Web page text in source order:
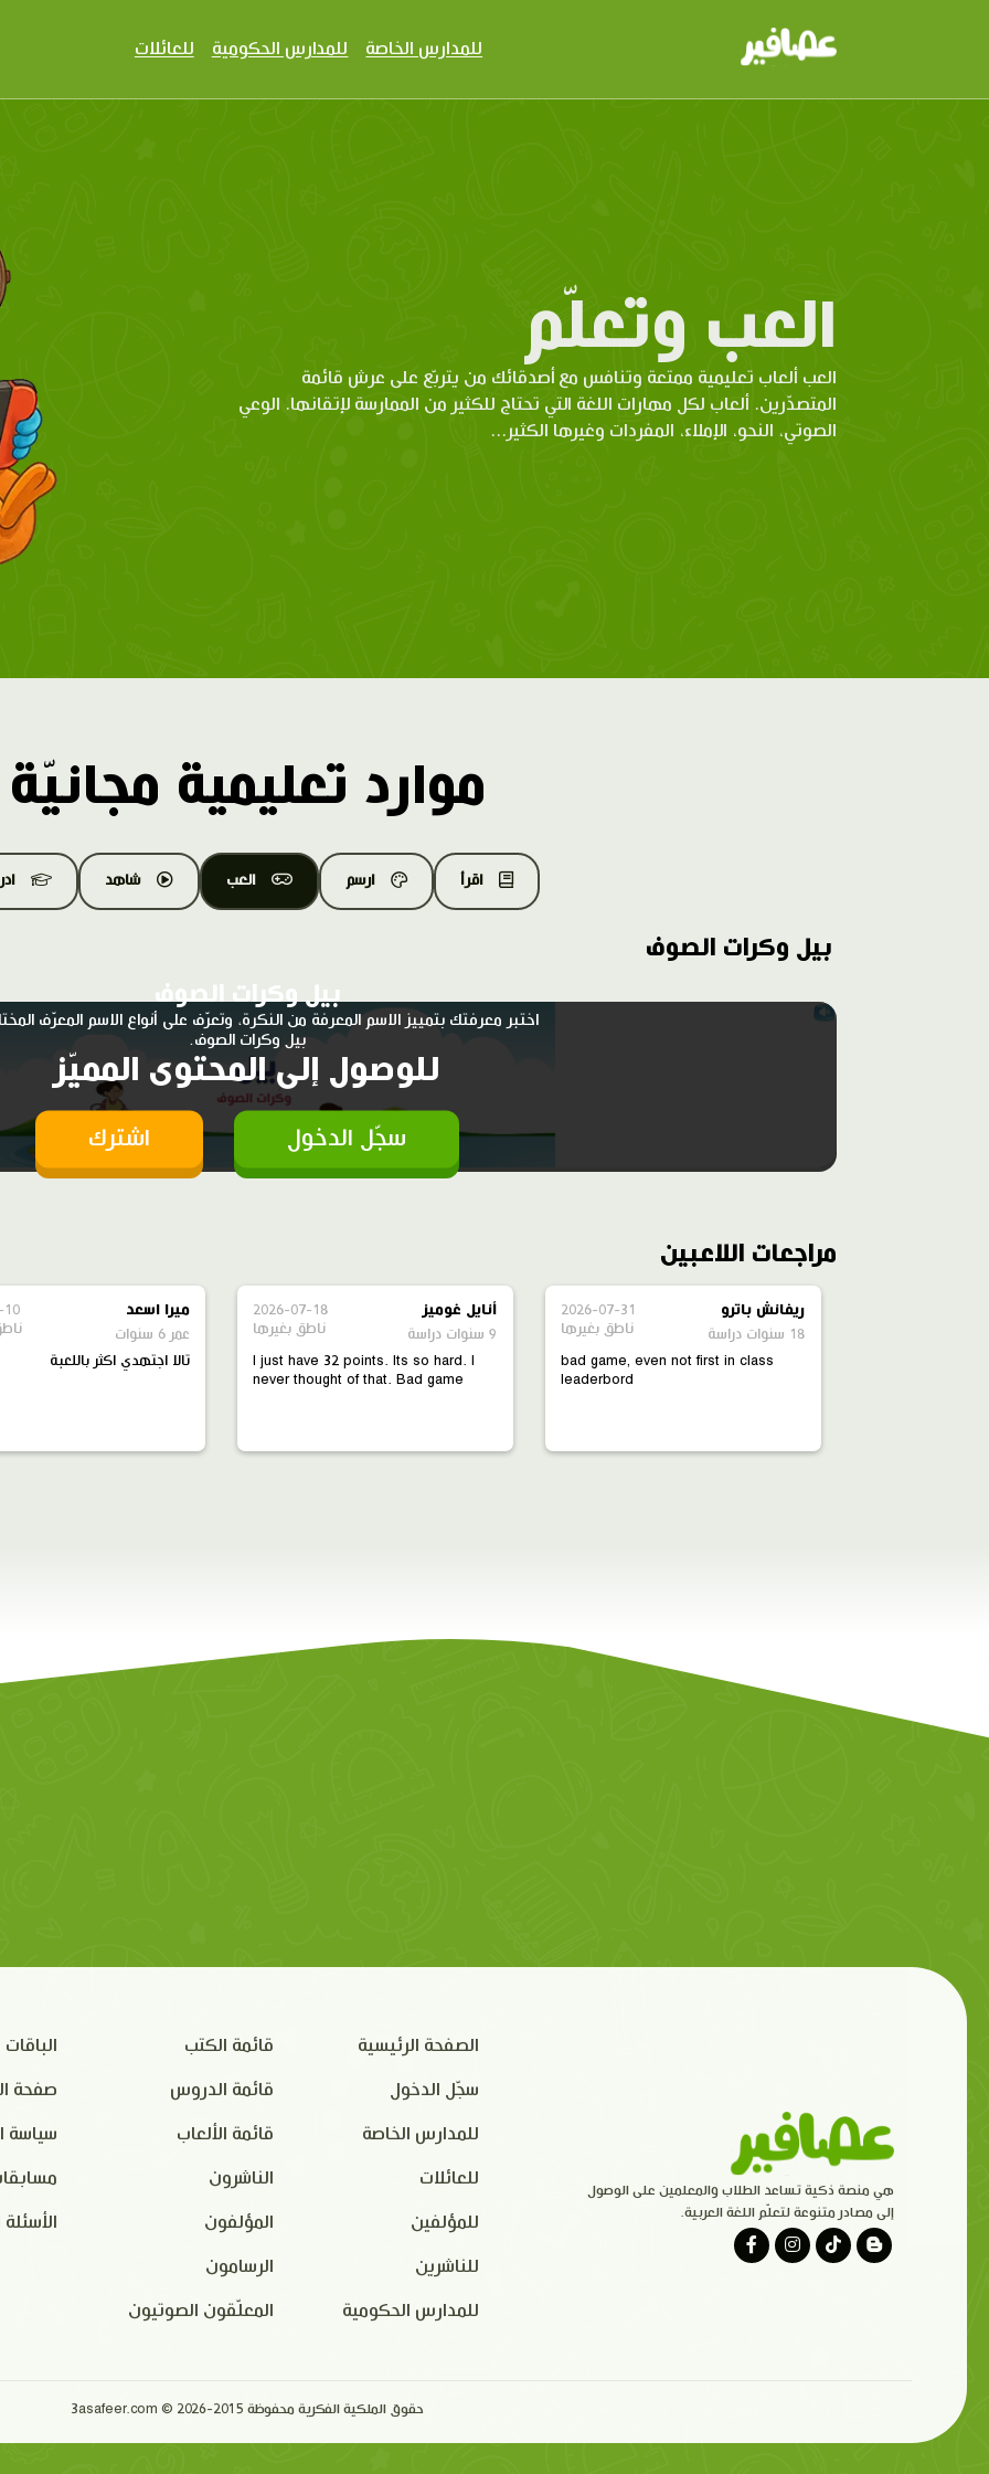
للمدارس الخاصة للمدارس الحكومية للعائلات
العب وتعلّم
العب ألعاب تعليمية ممتعة وتنافس مع أصدقائك من يتربّع على عرش قائمة
المتصدّرين. ألعاب لكل مهارات اللغة التي تحتاج للكثير من الممارسة لإتقانها. الوعي
الصوتي، النحو، الإملاء، المفردات وغيرها الكثير...
موارد تعليمية مجانيّة
اقرأ ارسم العب شاهد
بيل وكرات الصوف
بيل وكرات الصوف
اختبر معرفتك بتمييز الاسم المعرفة من النكرة، وتعرّف على أنواع الاسم المعرّف
بيل وكرات الصوف.
للوصول إلى المحتوى المميّز
سجّل الدخول اشترك
مراجعات اللاعبين
ريفانش باترو
18 سنوات دراسة
bad game, even not first in class
leaderbord
2026-07-31
ناطق بغيرها
أنايل غوميز
9 سنوات دراسة
I just have 32 points. Its so hard. I
never thought of that. Bad game
2026-07-18
ناطق بغيرها
ميرا اسعد
عمر 6 سنوات
تالا اجتهدي اكثر باللعبة
10
هي منصة ذكية تساعد الطلاب والمعلمين على الوصول
إلى مصادر متنوعة لتعلّم اللغة العربية.
الصفحة الرئيسية
سجّل الدخول
للمدارس الخاصة
للعائلات
للمؤلفين
للناشرين
للمدارس الحكومية
قائمة الكتب
قائمة الدروس
قائمة الألعاب
الناشرون
المؤلفون
الرسامون
المعلّقون الصوتيون
الباقات
صفحة
سياسة
حقوق الملكية الفكرية محفوظة 2015-2026 © 3asafeer.com